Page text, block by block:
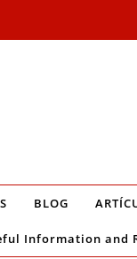
BLOG
Information and